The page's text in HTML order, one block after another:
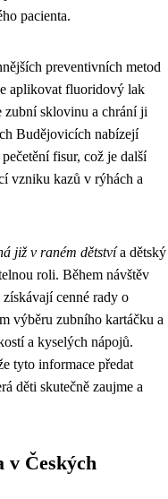
pacienta.
preventivních metod
aplikovat fluoridový lak
zubní sklovinu a chrání ji
Budějovicích nabízejí
fisur, což je další
vzniku kazů v rýhách a
již v raném dětstvía dětský
roli. Během návštěv
cenné rady o
výběru zubního kartáčku a
a kyselých nápojů.
tyto informace předat
děti skutečně zaujme a
v Českých